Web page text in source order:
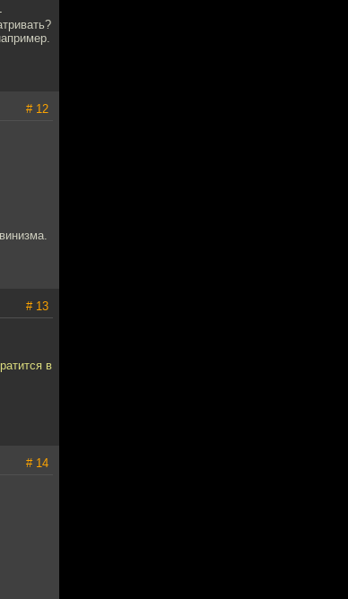
# 12
# 13
в
# 14